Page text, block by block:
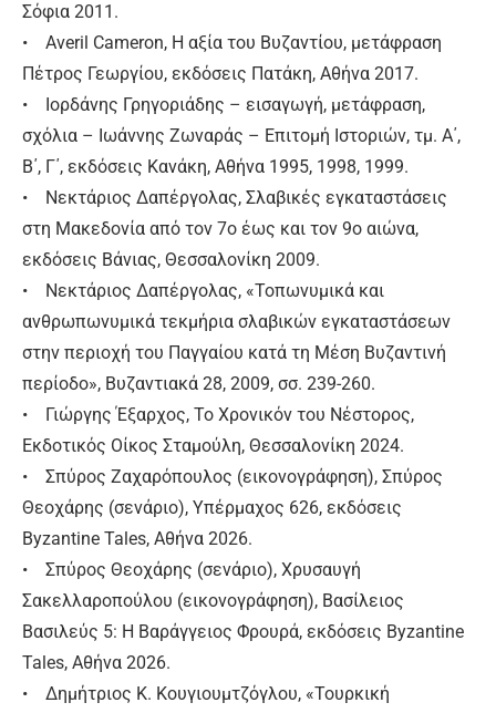
Σόφια 2011.
• Averil Cameron, Η αξία του Βυζαντίου, μετάφραση
Πέτρος Γεωργίου, εκδόσεις Πατάκη, Αθήνα 2017.
• Ιορδάνης Γρηγοριάδης – εισαγωγή, μετάφραση,
σχόλια – Ιωάννης Ζωναράς – Επιτομή Ιστοριών, τμ. Α΄,
Β΄, Γ΄, εκδόσεις Κανάκη, Αθήνα 1995, 1998, 1999.
• Νεκτάριος Δαπέργολας, Σλαβικές εγκαταστάσεις
στη Μακεδονία από τον 7ο έως και τον 9ο αιώνα,
εκδόσεις Βάνιας, Θεσσαλονίκη 2009.
• Νεκτάριος Δαπέργολας, «Τοπωνυμικά και
ανθρωπωνυμικά τεκμήρια σλαβικών εγκαταστάσεων
στην περιοχή του Παγγαίου κατά τη Μέση Βυζαντινή
περίοδο», Βυζαντιακά 28, 2009, σσ. 239-260.
• Γιώργης Έξαρχος, Το Χρονικόν του Νέστορος,
Εκδοτικός Οίκος Σταμούλη, Θεσσαλονίκη 2024.
• Σπύρος Ζαχαρόπουλος (εικονογράφηση), Σπύρος
Θεοχάρης (σενάριο), Υπέρμαχος 626, εκδόσεις
Byzantine Tales, Αθήνα 2026.
• Σπύρος Θεοχάρης (σενάριο), Χρυσαυγή
Σακελλαροπούλου (εικονογράφηση), Βασίλειος
Βασιλεύς 5: Η Βαράγγειος Φρουρά, εκδόσεις Byzantine
Tales, Αθήνα 2026.
• Δημήτριος Κ. Κουγιουμτζόγλου, «Τουρκική